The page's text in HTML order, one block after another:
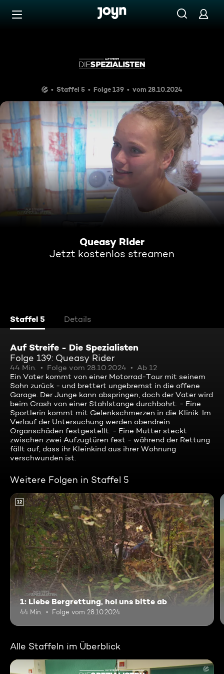
Zum Inhalt springen
Staffel 5 Folge 139 vom 28.10.2024
Queasy Rider
Jetzt kostenlos streamen
Staffel 5 Details
Auf Streife - Die Spezialisten
Folge 139: Queasy Rider
44 Min. Folge vom 28.10.2024
Ab 12
Ein Vater kommt von einer Motorrad-Tour mit seinem
Sohn zurück - und brettert ungebremst in die offene
Garage. Der Junge kann abspringen, doch der Vater wird
beim Crash von einer Stahlstange durchbohrt. - Eine
Sportlerin kommt mit Gelenkschmerzen in die Klinik. Im
Verlauf der Untersuchung werden obendrein
Organschäden festgestellt. - Eine Mutter steckt
zwischen zwei Aufzugtüren fest - während der Rettung
fällt auf, dass ihr Kleinkind aus ihrer Wohnung
verschwunden ist.
Weitere Folgen in Staffel 5
12
1: Liebe Bergrettung, hol uns bitte ab
44 Min. Folge vom 28.10.2024
Alle Staffeln im Überblick